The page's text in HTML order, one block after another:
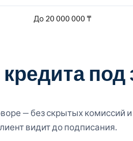
До 20 000 000 ₸
— без скрытых
видит до подписания.